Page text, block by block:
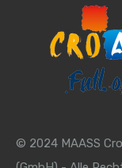
© 2024 MAASS